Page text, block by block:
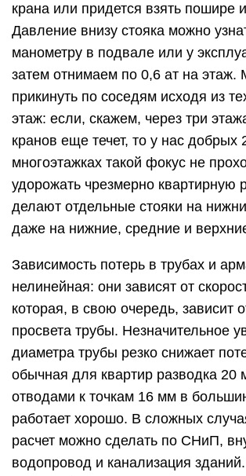
крана или придется взять пошире
Давление внизу стояка можно
манометру в подвале или у
затем отнимаем по 0,6 ат на этаж.
прикинуть по соседям исходя из
этаж: если, скажем, через три
кранов еще течет, то у нас добрых
многоэтажках такой фокус не
удорожать чрезмерно квартирную
делают отдельные стояки на
даже на нижние, средние и
Зависимость потерь в трубах и
нелинейная: они зависят от
которая, в свою очередь, зависит
просвета трубы. Незначительное
диаметра трубы резко снижает
обычная для квартир разводка 20
отводами к точкам 16 мм в
работает хорошо. В сложных
расчет можно сделать по СНиП,
водопровод и канализация